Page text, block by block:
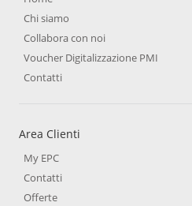
Chi siamo
Collabora con noi
Voucher Digitalizzazione PMI
Contatti
Area Clienti
My EPC
Contatti
Offerte